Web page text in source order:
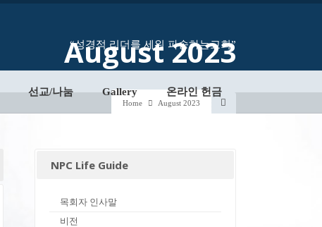
“성경적 리더를 세워 파송하는교회”
선교/나눔 Gallery 온라인 헌금
Home August 2023
August 2023
NPC Life Guide
목회자 인사말
비전